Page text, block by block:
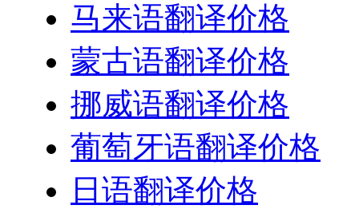
马来语翻译价格
蒙古语翻译价格
挪威语翻译价格
葡萄牙语翻译价格
日语翻译价格